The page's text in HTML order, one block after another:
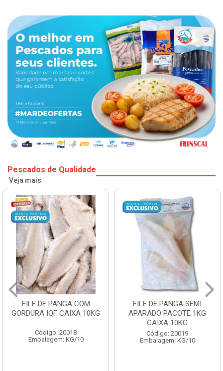
Pescados de Qualidade
Veja mais
FILE DE PANGA SEMI
APARADO PACOTE 1KG
Código: 20019
Embalagem: KG/10
POLACA DESFIADA
PESCAMARES PCT5KG
CX10KG
Código: 20161
Embalagem: KG/10